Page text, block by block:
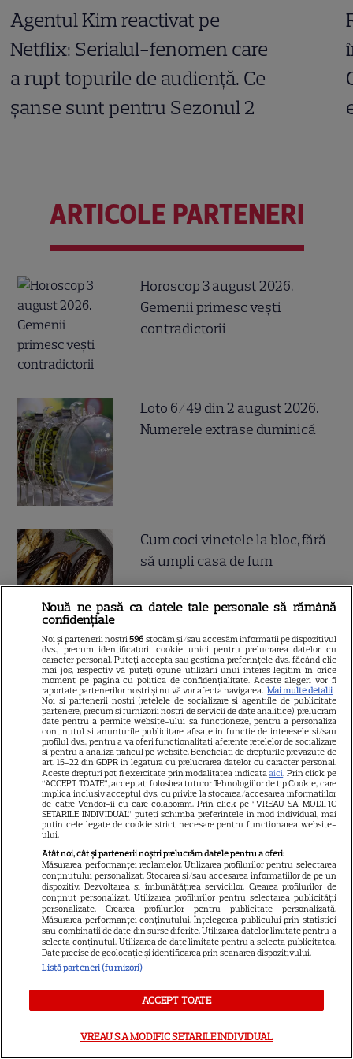
Agentul Kim reactivat pe
Netflix: Serialul-fenomen care
a rupt topurile de audiență. Ce
șanse sunt pentru Sezonul 2
ARTICOLE PARTENERI
Horoscop 3 august 2026.
Gemenii primesc vești
contradictorii
Loto 6/49 din 2 august 2026.
Numerele extrase duminică
Cum coci vinetele la bloc, fără
să umpli casa de fum
Cum se face cafeaua la presa
franceză – cum funcționează
și care sunt avantajele
ALTE ARTICOLE
INTERESANTE
5
CINEMA
Eli Roth revine cu „Omul cu
horror în care copiii devin
înghețată
Nouă ne pasă ca datele tale personale să rămână
confidențiale
Noi și partenerii noștri596 stocăm și/sau accesăm informații pe dispozitivul
dvs., precum identificatorii cookie unici pentru prelucrarea datelor cu
caracter personal. Puteți accepta sau gestiona preferințele dvs. făcând clic
mai jos, respectiv vă puteți opune utilizării unui interes legitim în orice
moment pe pagina cu politica de confidențialitate. Aceste alegeri vor fi
raportate partenerilor noștri și nu vă vor afecta navigarea. Mai multe detalii
Noi si partenerii nostri (retelele de socializare si agentiile de publicitate
partenere, precum si furnizorii nostri de servicii de date analitice) prelucram
date pentru a permite website-ului sa functioneze, pentru a personaliza
continutul si anunturile publicitare afisate in functie de interesele si/sau
profilul dvs., pentru a va oferi functionalitati aferente retelelor de socializare
si pentru a analiza traficul pe website. Beneficiati de drepturile prevazute de
art. 15-22 din GDPR in legatura cu prelucrarea datelor cu caracter personal.
Aceste drepturi pot fi exercitate prin modalitatea indicataaici. Prin click pe
“ACCEPT TOATE”, acceptati folosirea tuturor Tehnologiilor de tip Cookie, care
implica inclusiv acceptul dvs. cu privire la stocarea/accesarea informatiilor
de catre Vendor-ii cu care colaboram. Prin click pe “VREAU SA MODIFIC
SETARILE INDIVIDUAL” puteti schimba preferintele in mod individual, mai
putin cele legate de cookie strict necesare pentru functionarea website-
ului.
Atât noi, cât și partenerii noștri prelucrăm datele pentru a oferi:
Măsurarea performanței reclamelor. Utilizarea profilurilor pentru selectarea
conținutului personalizat. Stocarea și/sau accesarea informațiilor de pe un
dispozitiv. Dezvoltarea și îmbunătățirea serviciilor. Crearea profilurilor de
conținut personalizat. Utilizarea profilurilor pentru selectarea publicității
personalizate. Crearea profilurilor pentru publicitate personalizată.
Măsurarea performanței conținutului. Înțelegerea publicului prin statistici
sau combinații de date din surse diferite. Utilizarea datelor limitate pentru a
selecta conținutul. Utilizarea de date limitate pentru a selecta publicitatea.
Date precise de geolocație și identificarea prin scanarea dispozitivului.
Listă parteneri (furnizori)
ACCEPT TOATE
VREAU SA MODIFIC SETARILE INDIVIDUAL